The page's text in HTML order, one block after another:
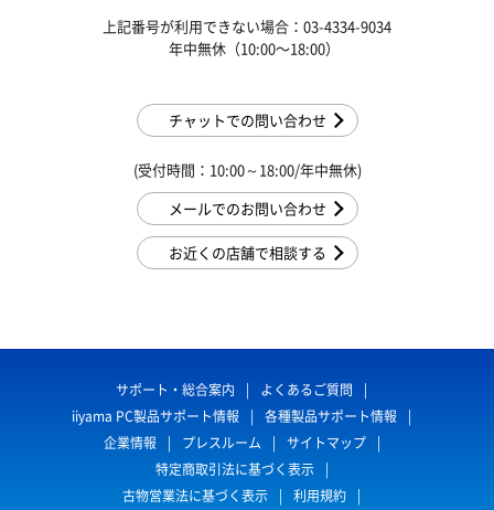
上記番号が利用できない場合：03-4334-9034
年中無休（10:00〜18:00）
チャットでの問い合わせ
(受付時間：10:00～18:00/年中無休)
メールでのお問い合わせ
お近くの店舗で相談する
サポート・総合案内
よくあるご質問
iiyama PC製品サポート情報
各種製品サポート情報
企業情報
プレスルーム
サイトマップ
特定商取引法に基づく表示
古物営業法に基づく表示
利用規約